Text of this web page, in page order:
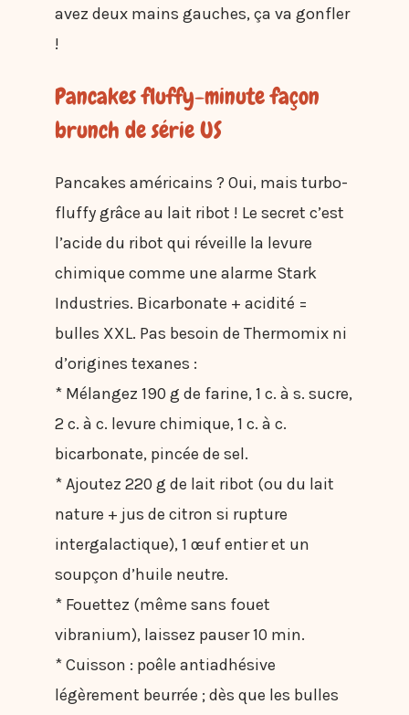
avez deux mains gauches, ça va gonfler
!
Pancakes fluffy-minute façon
brunch de série US
Pancakes américains ? Oui, mais turbo-
fluffy grâce au lait ribot ! Le secret c’est
l’acide du ribot qui réveille la levure
chimique comme une alarme Stark
Industries. Bicarbonate + acidité =
bulles XXL. Pas besoin de Thermomix ni
d’origines texanes :
* Mélangez 190 g de farine, 1 c. à s. sucre,
2 c. à c. levure chimique, 1 c. à c.
bicarbonate, pincée de sel.
* Ajoutez 220 g de lait ribot (ou du lait
nature + jus de citron si rupture
intergalactique), 1 œuf entier et un
soupçon d’huile neutre.
* Fouettez (même sans fouet
vibranium), laissez pauser 10 min.
* Cuisson : poêle antiadhésive
légèrement beurrée ; dès que les bulles